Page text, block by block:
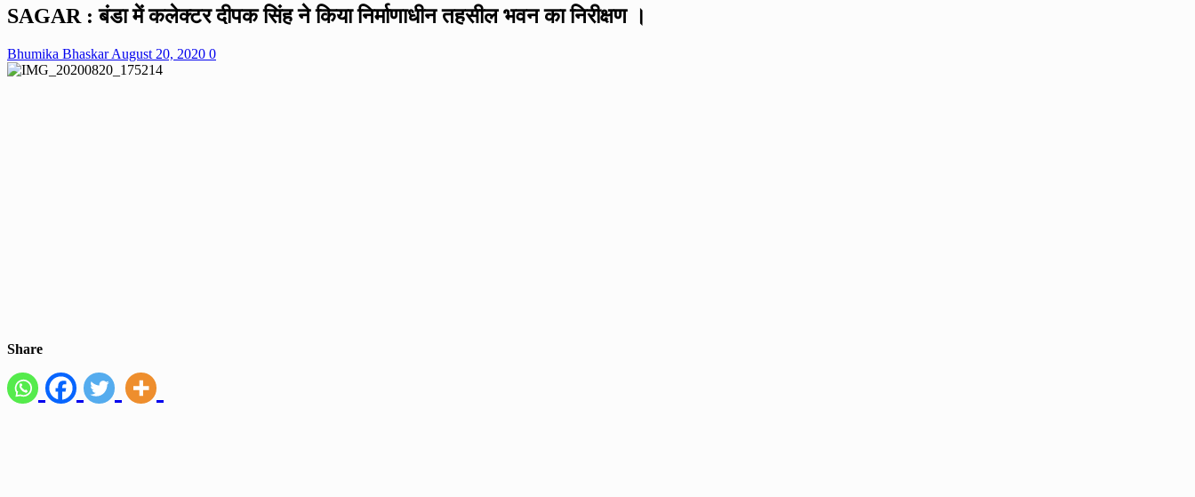
SAGAR : बंडा में कलेक्टर दीपक सिंह ने किया निर्माणाधीन तहसील भवन का निरीक्षण ।
Bhumika BhaskarAugust 20, 2020 0
Share